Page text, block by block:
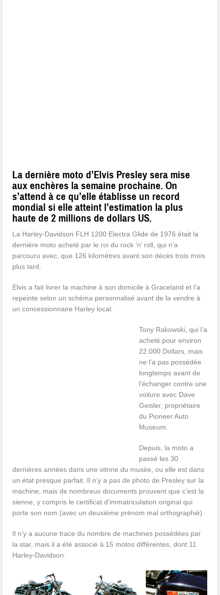
La dernière moto d’Elvis Presley sera mise
aux enchères la semaine prochaine. On
s’attend à ce qu’elle établisse un record
mondial si elle atteint l’estimation la plus
haute de 2 millions de dollars US.
La Harley-Davidson FLH 1200 Electra Glide de 1976 était la
dernière moto acheté par le roi du rock ’n’ roll, qui n’a
parcouru avec, que 126 kilomètres avant son décès trois mois
plus tard.
Elvis a fait livrer la machine à son domicile à Graceland et l’a
repeinte selon un schéma personnalisé avant de la vendre à
un concessionnaire Harley local.
Tony Rakowski, qui l’a
acheté pour environ
22.000 Dollars, mais
ne l’a pas possédée
longtemps avant de
l’échanger contre une
voiture avec Dave
Geisler, propriétaire
du Pioneer Auto
Museum.
Depuis, la moto a
passé les 30
dernières années dans une vitrine du musée, ou elle est dans
un état presque parfait. Il n’y a pas de photo de Presley sur la
machine, mais de nombreux documents prouvent que c’est la
sienne, y compris le certificat d’immatriculation original qui
porte son nom (avec un deuxième prénom mal orthographié).
Il n’y a aucune trace du nombre de machines possédées par
la star, mais il a été associé à 15 motos différentes, dont 11
Harley-Davidson.